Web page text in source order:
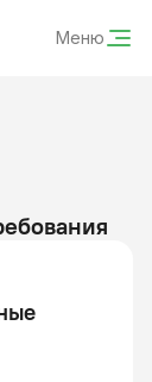
Меню